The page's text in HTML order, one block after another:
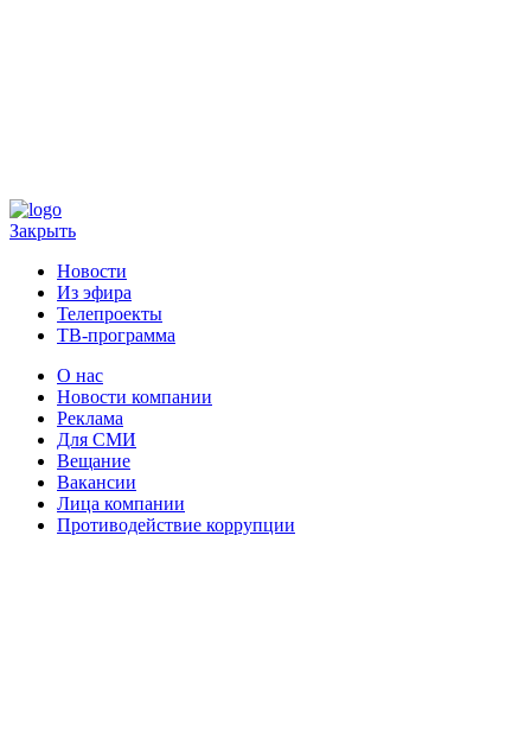
Закрыть
Новости
Из эфира
Телепроекты
ТВ-программа
О нас
Новости компании
Реклама
Для СМИ
Вещание
Вакансии
Лица компании
Противодействие коррупции